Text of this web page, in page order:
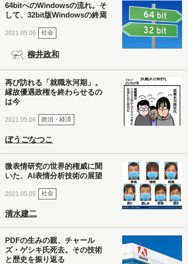
64bitへのWindowsの流れ。そ
して、32bit版Windowsの終焉
2021.05.06 社会
柳井政和
再び訪れる「就職氷河期」。
縁故優遇政権を終わらせるの
は今
2021.05.06 政治・経済
ぼうごなつこ
微表情研究の世界的権威に聞
いた、AI表情分析技術の展望
2021.05.05 社会
清水建二
PDFの生みの親、チャール
ズ・ゲシキ氏死去。その技術
と歴史を振り返る